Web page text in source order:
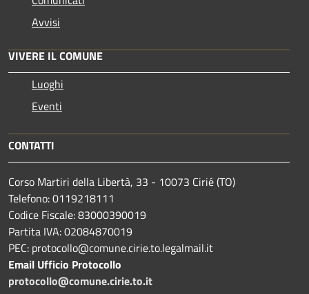
Avvisi
VIVERE IL COMUNE
Luoghi
Eventi
CONTATTI
Corso Martiri della Libertà, 33 - 10073 Cirié (TO)
Telefono: 0119218111
Codice Fiscale: 83000390019
Partita IVA: 02084870019
PEC: protocollo@comune.cirie.to.legalmail.it
Email Ufficio Protocollo
protocollo@comune.cirie.to.it